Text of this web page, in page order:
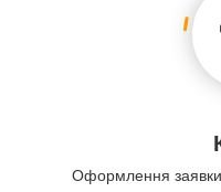
Оформлення